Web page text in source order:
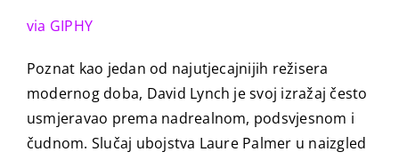
via GIPHY
Poznat kao jedan od najutjecajnijih režisera
modernog doba, David Lynch je svoj izražaj često
usmjeravao prema nadrealnom, podsvjesnom i
čudnom. Slučaj ubojstva Laure Palmer u naizgled